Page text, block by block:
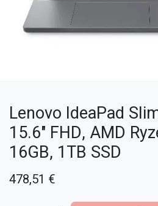
Lenovo IdeaPad
15.6" FHD, AMD
16GB, 1TB SSD
478,51 €